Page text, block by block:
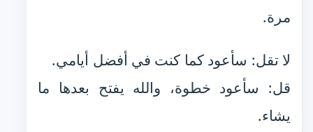
مرة.
لا تقل: سأعود كما كنت في أفضل أيامي.
قل: سأعود خطوة، والله يفتح بعدها ما
يشاء.